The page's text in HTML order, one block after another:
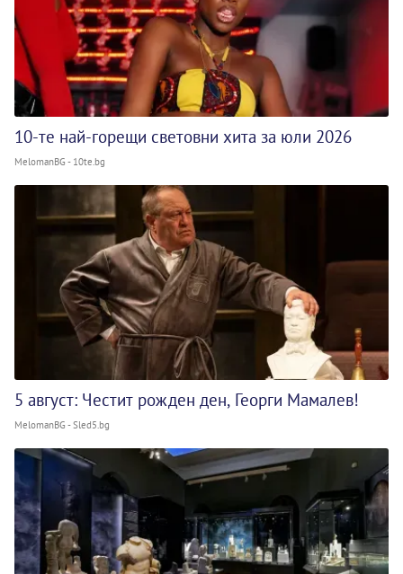
10-те най-горещи световни хита за юли 2026
MelomanBG - 10te.bg
5 август: Честит рожден ден, Георги Мамалев!
MelomanBG - Sled5.bg